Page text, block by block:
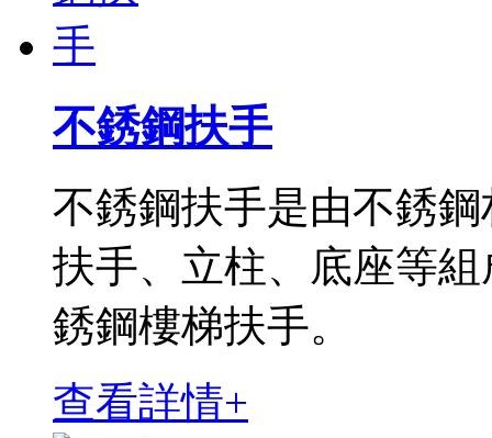
不銹鋼扶手
不銹鋼扶手是由不銹
扶手、立柱、底座等
銹鋼樓梯扶手。
查看詳情+